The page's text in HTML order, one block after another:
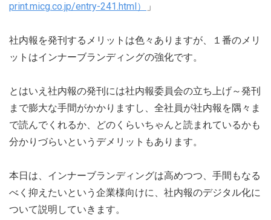
print.micg.co.jp/entry-241.html）
」
社内報を発刊するメリットは色々ありますが、１番のメリ
ットはインナーブランディングの強化です。
とはいえ社内報の発刊には社内報委員会の立ち上げ～発刊
まで膨大な手間がかかりますし、全社員が社内報を隅々ま
で読んでくれるか、どのくらいちゃんと読まれているかも
分かりづらいというデメリットもあります。
本日は、インナーブランディングは高めつつ、手間もなる
べく抑えたいという企業様向けに、社内報のデジタル化に
ついて説明していきます。